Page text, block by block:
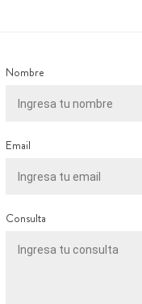
Nombre
Email
Consulta